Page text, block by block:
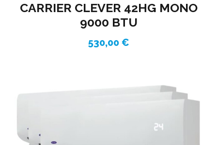
CARRIER CLEVER 42HG MONO
9000 BTU
530,00 €